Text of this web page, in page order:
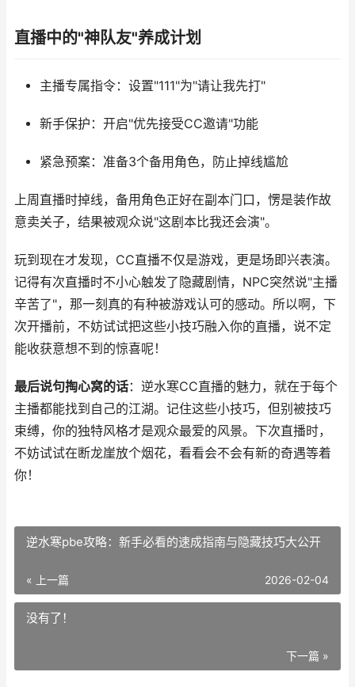
直播中的"神队友"养成计划
主播专属指令：设置"111"为"请让我先打"
新手保护：开启"优先接受CC邀请"功能
紧急预案：准备3个备用角色，防止掉线尴尬
上周直播时掉线，备用角色正好在副本门口，愣是装作故
意卖关子，结果被观众说"这剧本比我还会演"。
玩到现在才发现，CC直播不仅是游戏，更是场即兴表演。
记得有次直播时不小心触发了隐藏剧情，NPC突然说"主播
辛苦了"，那一刻真的有种被游戏认可的感动。所以啊，下
次开播前，不妨试试把这些小技巧融入你的直播，说不定
能收获意想不到的惊喜呢！
最后说句掏心窝的话：逆水寒CC直播的魅力，就在于每个
主播都能找到自己的江湖。记住这些小技巧，但别被技巧
束缚，你的独特风格才是观众最爱的风景。下次直播时，
不妨试试在断龙崖放个烟花，看看会不会有新的奇遇等着
你！
逆水寒pbe攻略：新手必看的速成指南与隐藏技巧大公开
« 上一篇 2026-02-04
没有了！
下一篇 »